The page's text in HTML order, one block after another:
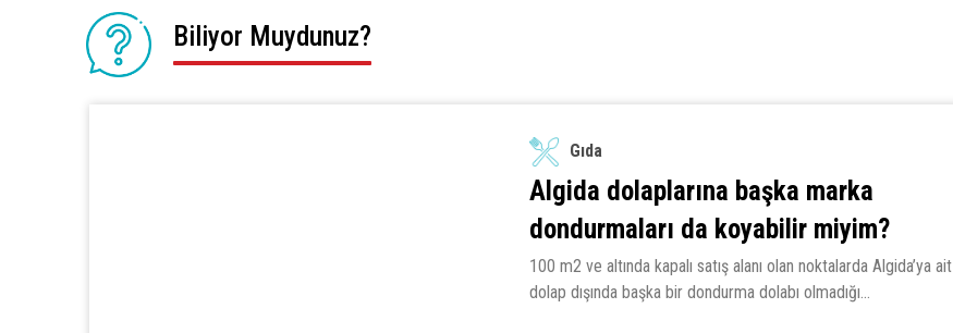
Biliyor Muydunuz?
Gıda
Algida dolaplarına başka marka
dondurmaları da koyabilir miyim?
100 m2 ve altında kapalı satış alanı olan noktalarda Algida’ya ait
dolap dışında başka bir dondurma dolabı olmadığı...